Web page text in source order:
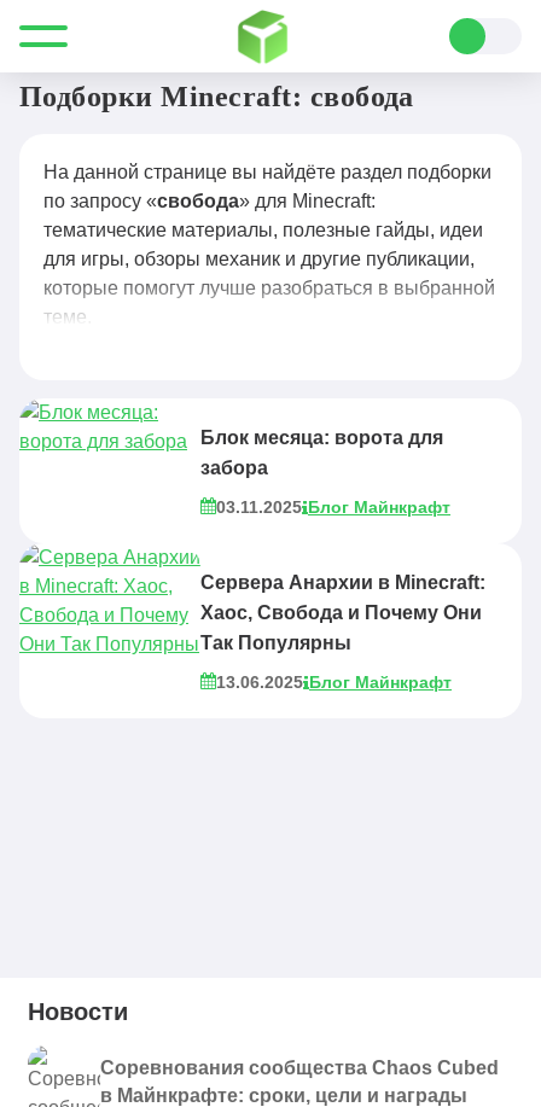
Все для Minecraft свобода
Подборки Minecraft: свобода
На данной странице вы найдёте раздел подборки
по запросу «свобода» для Minecraft:
тематические материалы, полезные гайды, идеи
для игры, обзоры механик и другие публикации,
которые помогут лучше разобраться в выбранной
теме.
Блок месяца: ворота для
забора
03.11.2025 Блог Майнкрафт
Сервера Анархии в Minecraft:
Хаос, Свобода и Почему Они
Так Популярны
13.06.2025 Блог Майнкрафт
Новости
Соревнования сообщества Chaos Cubed
в Майнкрафте: сроки, цели и награды